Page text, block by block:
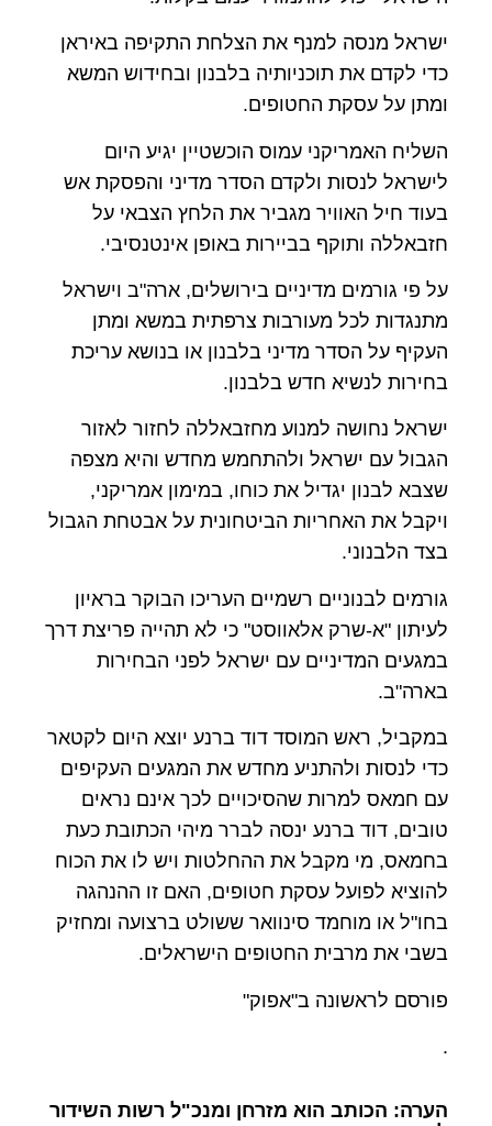
ישראל מנסה למנף את הצלחת התקיפה באיראן
כדי לקדם את תוכניותיה בלבנון ובחידוש המשא
ומתן על עסקת החטופים.
השליח האמריקני עמוס הוכשטיין יגיע היום
לישראל לנסות ולקדם הסדר מדיני והפסקת אש
בעוד חיל האוויר מגביר את הלחץ הצבאי על
חזבאללה ותוקף בביירות באופן אינטנסיבי.
על פי גורמים מדיניים בירושלים, ארה"ב וישראל
מתנגדות לכל מעורבות צרפתית במשא ומתן
העקיף על הסדר מדיני בלבנון או בנושא עריכת
בחירות לנשיא חדש בלבנון.
ישראל נחושה למנוע מחזבאללה לחזור לאזור
הגבול עם ישראל ולהתחמש מחדש והיא מצפה
שצבא לבנון יגדיל את כוחו, במימון אמריקני,
ויקבל את האחריות הביטחונית על אבטחת הגבול
בצד הלבנוני.
גורמים לבנוניים רשמיים העריכו הבוקר בראיון
לעיתון "א-שרק אלאווסט" כי לא תהייה פריצת דרך
במגעים המדיניים עם ישראל לפני הבחירות
בארה"ב.
במקביל, ראש המוסד דוד ברנע יוצא היום לקטאר
כדי לנסות ולהתניע מחדש את המגעים העקיפים
עם חמאס למרות שהסיכויים לכך אינם נראים
טובים, דוד ברנע ינסה לברר מיהי הכתובת כעת
בחמאס, מי מקבל את ההחלטות ויש לו את הכוח
להוציא לפועל עסקת חטופים, האם זו ההנהגה
בחו"ל או מוחמד סינוואר ששולט ברצועה ומחזיק
בשבי את מרבית החטופים הישראלים.
פורסם לראשונה ב"אפוק"
.
הערה: הכותב הוא מזרחן ומנכ"ל רשות השידור